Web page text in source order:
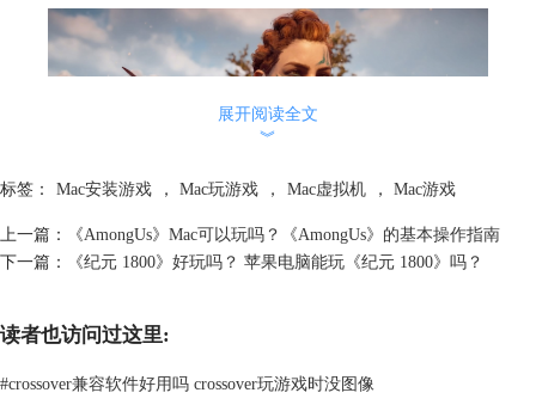
图2：角色
个名为雷瑟夫的独行者的抚养下长大，学习了生存技能和狩猎技巧。游戏
上一场充满冒险和发现的旅程。
展开阅读全文
︾
标签： Mac安装游戏 ， Mac玩游戏 ， Mac虚拟机 ， Mac游戏
上一篇：
《AmongUs》Mac可以玩吗？《AmongUs》的基本操作指南
下一篇：
《纪元 1800》好玩吗？ 苹果电脑能玩《纪元 1800》吗？
读者也访问过这里:
#crossover兼容软件好用吗 crossover玩游戏时没图像